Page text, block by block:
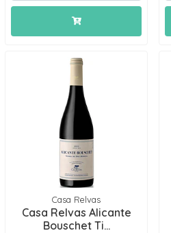
Casa Relvas
Casa Relvas Alicante
Bouschet Ti...